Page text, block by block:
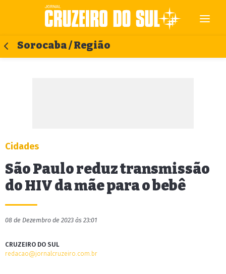
Sorocaba / Região
Cidades
São Paulo reduz transmissão
do HIV da mãe para o bebê
08 de Dezembro de 2023 às 23:01
CRUZEIRO DO SUL
redacao@jornalcruzeiro.com.br